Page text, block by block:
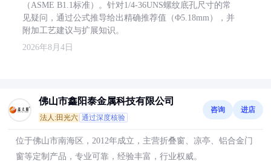
（ASME B1.1标准）。针对1/4-36UNS螺纹底孔尺寸的常
见疑问，通过公式推导给出精确推荐值（Φ5.18mm），并
附加工艺建议与扩展知识。
2026年8月4日
佛山市鑫阳泰金属科技有限公司
法人:田光六 通过深度核验
咨询 进店
位于佛山市南海区，2012年成立，主营折叠窗、凉亭、铝合金门
窗等定制产品，专业可靠，经验丰富，行业权威。